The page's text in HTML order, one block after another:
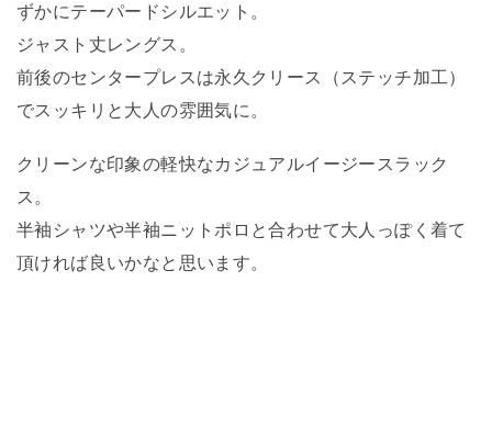
ずかにテーパードシルエット。
ジャスト丈レングス。
前後のセンタープレスは永久クリース（ステッチ加工）
でスッキリと大人の雰囲気に。
クリーンな印象の軽快なカジュアルイージースラック
ス。
半袖シャツや半袖ニットポロと合わせて大人っぽく着て
頂ければ良いかなと思います。